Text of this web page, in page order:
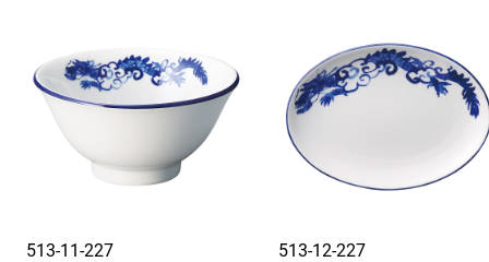
513-11-227
513-12-227